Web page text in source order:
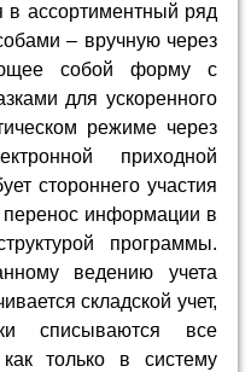
в ассортиментный ряд
– вручную через
собой форму с
для ускоренного
режиме через
приходной
стороннего участия
перенос информации в
программы.
ведению учета
складской учет,
списываются все
только в систему